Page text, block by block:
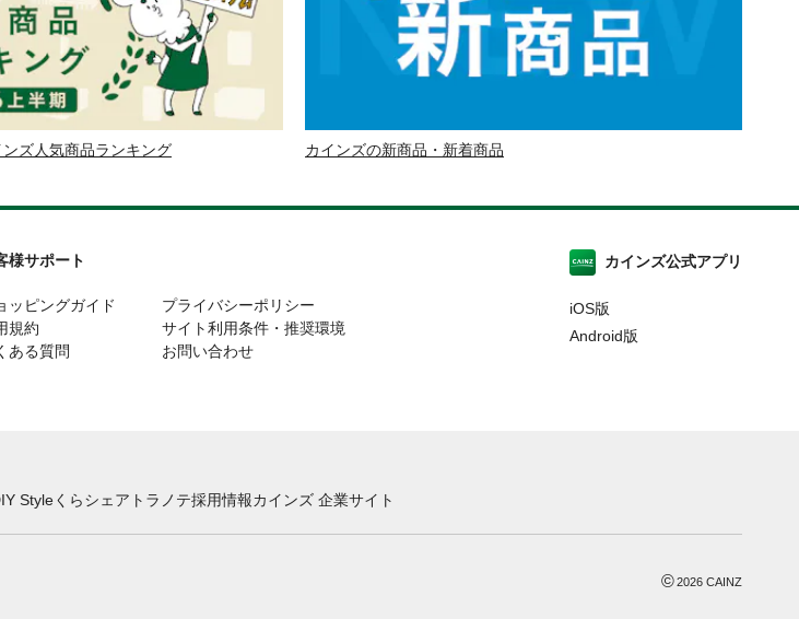
ンズ人気商品ランキング カインズの新商品・新着商品
様サポート
ッピングガイド
規約
ある質問
プライバシーポリシー
サイト利用条件・推奨環境
お問い合わせ
カインズ公式アプリ
iOS版
Android版
Styleくらシェア トラノテ採用情報カインズ 企業サイト
©2026 CAINZ